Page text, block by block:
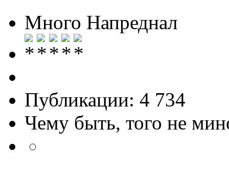
Много Напреднал
Публикации: 4 734
Чему быть, того не